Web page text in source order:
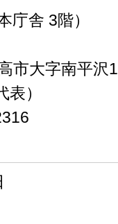
庁舎 3階）
市大字南平沢
）